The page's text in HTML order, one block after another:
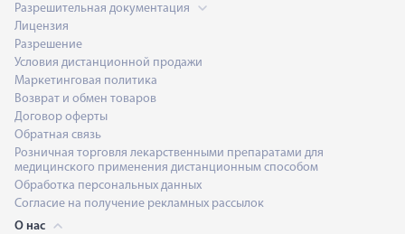
Разрешительная документация
Лицензия
Разрешение
Условия дистанционной продажи
Маркетинговая политика
Возврат и обмен товаров
Договор оферты
Обратная связь
Розничная торговля лекарственными препаратами для
медицинского применения дистанционным способом
Обработка персональных данных
Согласие на получение рекламных рассылок
О нас